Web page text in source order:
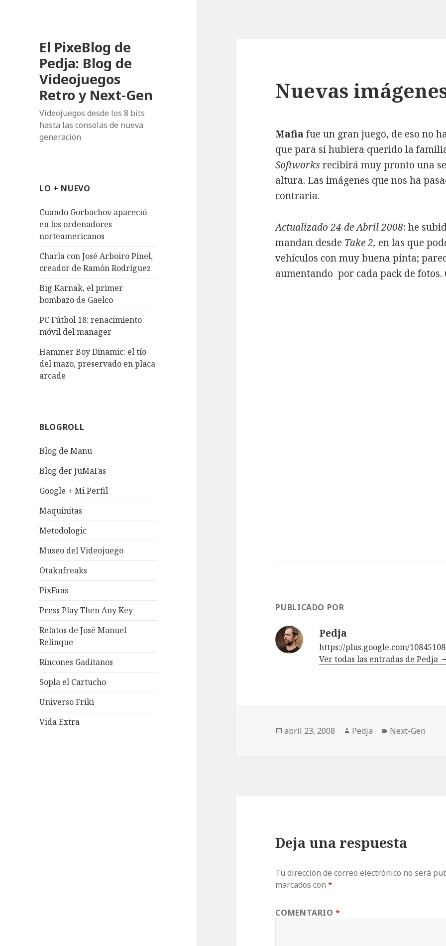
El PixeBlog de
Pedja: Blog de
Videojuegos
Retro y Next-Gen
Videojuegos desde los 8 bits
hasta las consolas de nueva
generación
LO + NUEVO
Cuando Gorbachov apareció
en los ordenadores
norteamericanos
Charla con José Arboiro Pinel,
creador de Ramón Rodríguez
Big Karnak, el primer
bombazo de Gaelco
PC Fútbol 18: renacimiento
móvil del manager
Hammer Boy Dinamic: el tío
del mazo, preservado en placa
arcade
BLOGROLL
Blog de Manu
Blog der JuMaFas
Google + Mi Perfil
Maquinitas
Metodologic
Museo del Videojuego
Otakufreaks
PixFans
Press Play Then Any Key
Relatos de José Manuel
Relinque
Rincones Gaditanos
Sopla el Cartucho
Universo Friki
Vida Extra
Nuevas
Mafia fue un gran juego, de eso no
que para sí hubiera querido la
Softworksrecibirá muy pronto una
altura. Las imágenes que nos ha
contraria.
Actualizado 24 de Abril 2008: he
mandan desde Take 2, en las que
vehículos con muy buena pinta;
aumentando por cada pack de fotos.
PUBLICADO POR
Pedja
https://plus.google.com/
Ver todas las entradas de Pedja
Publicado
abril 23, 2008 Autor
Pedja Categorías
Next-Gen
Deja una respuesta
Tu dirección de correo electrónico no será
marcados con*
COMENTARIO*